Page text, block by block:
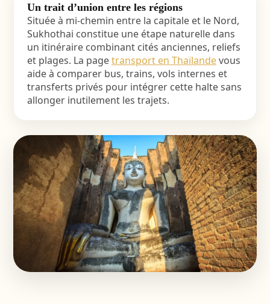
Un trait d’union entre les régions
Située à mi-chemin entre la capitale et le Nord,
Sukhothai constitue une étape naturelle dans
un itinéraire combinant cités anciennes, reliefs
et plages. La pagetransport en Thaïlandevous
aide à comparer bus, trains, vols internes et
transferts privés pour intégrer cette halte sans
allonger inutilement les trajets.